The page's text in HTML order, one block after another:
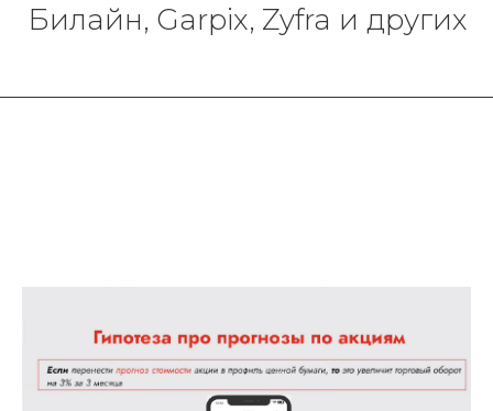
Билайн, Garpix, Zyfra и других